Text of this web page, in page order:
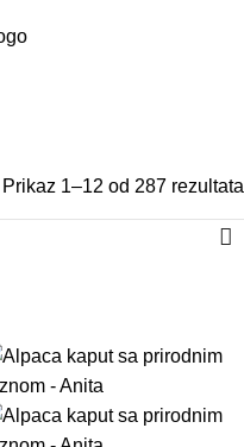
Prikaz 1–12 od 287 rezultata